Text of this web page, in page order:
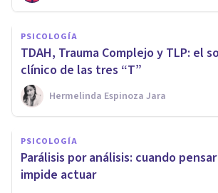
PSICOLOGÍA
TDAH, Trauma Complejo y TLP: el
clínico de las tres “T”
Hermelinda Espinoza Jara
PSICOLOGÍA
Parálisis por análisis: cuando
impide actuar